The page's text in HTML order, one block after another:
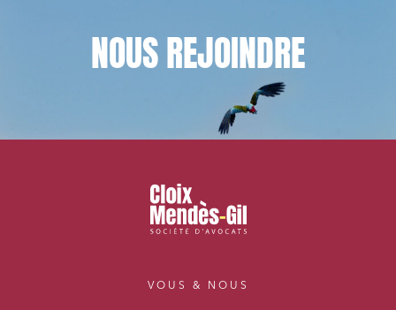
NOUSREJOINDRE
VOUS & NOUS